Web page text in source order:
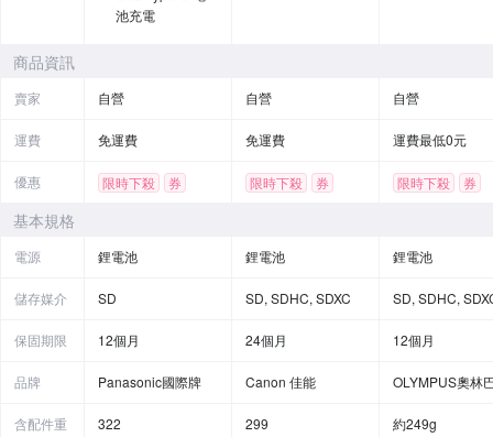
池充電
商品資訊
賣家 自營 自營 自營
運費 免運費 免運費 運費最低0元
優惠 限時下殺 券 限時下殺 券 限時下殺
券
基本規格
電源 鋰電池 鋰電池 鋰電池
儲存媒介 SD SD, SDHC, SDXC SD, SDHC,
保固期限 12個月 24個月 12個月
品牌 Panasonic國際牌 Canon 佳能 OLYMPUS奧林
含配件重
322 299 約249g